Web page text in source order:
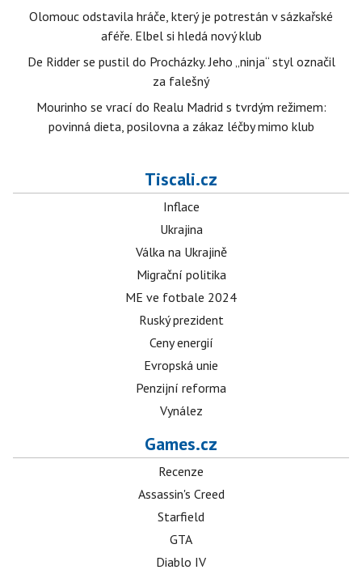
Olomouc odstavila hráče, který je potrestán v sázkařské
aféře. Elbel si hledá nový klub
De Ridder se pustil do Procházky. Jeho „ninja“ styl označil
za falešný
Mourinho se vrací do Realu Madrid s tvrdým režimem:
povinná dieta, posilovna a zákaz léčby mimo klub
Tiscali.cz
Inflace
Ukrajina
Válka na Ukrajině
Migrační politika
ME ve fotbale 2024
Ruský prezident
Ceny energií
Evropská unie
Penzijní reforma
Vynález
Games.cz
Recenze
Assassin's Creed
Starfield
GTA
Diablo IV